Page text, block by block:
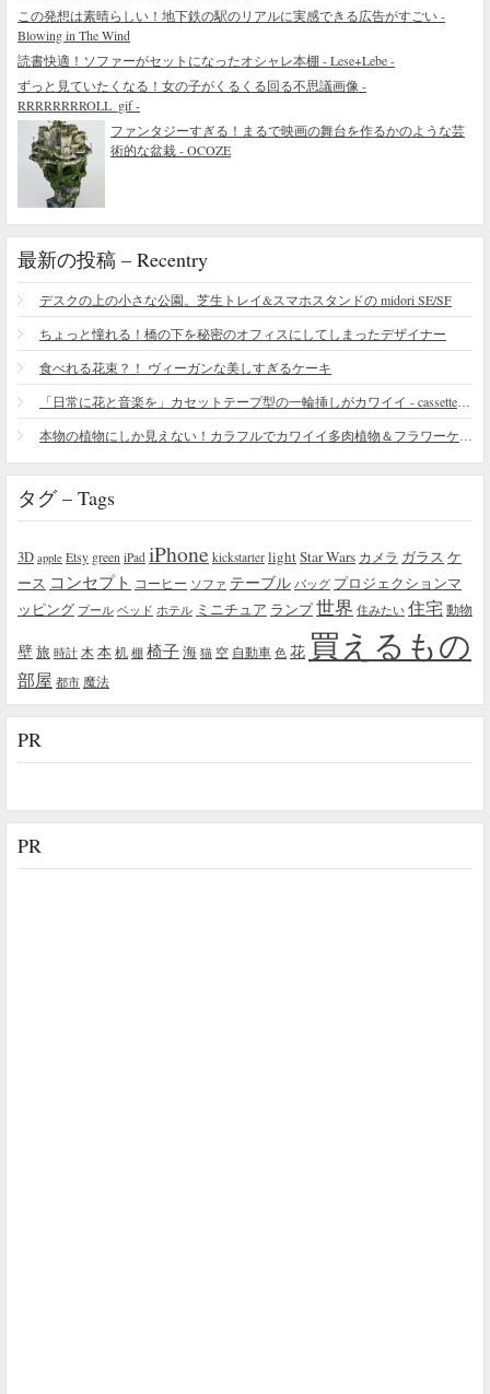
この発想は素晴らしい！地下鉄の駅のリアルに実感できる広告がすごい -
Blowing in The Wind
読書快適！ソファーがセットになったオシャレ本棚 - Lese+Lebe -
ずっと見ていたくなる！女の子がくるくる回る不思議画像 -
RRRRRRRROLL_gif -
ファンタジーすぎる！まるで映画の舞台を作るかのような芸
術的な盆栽 - OCOZE
最新の投稿 – Recentry
デスクの上の小さな公園。芝生トレイ&スマホスタンドの midori SE/SF
ちょっと憧れる！橋の下を秘密のオフィスにしてしまったデザイナー
食べれる花束？！ ヴィーガンな美しすぎるケーキ
タグ – Tags
3D apple Etsy green iPad iPhone kickstarter lightStar Wars カメラ ガラス ケ
ース コンセプト コーヒー ソファ テーブル バッグ プロジェクションマ
ッピング プール ベッド ホテル ミニチュア ランプ世界 住みたい 住宅 動物
壁旅 時計 木 本机 棚 椅子海 猫 空 自動車 色 花 買えるもの
部屋 都市 魔法
PR
PR